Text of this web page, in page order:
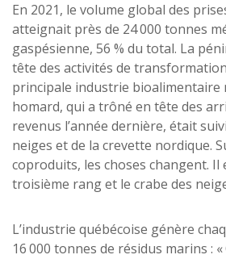
En 2021, le volume global des
atteignait près de 24 000 tonnes
gaspésienne, 56 % du total. La
tête des activités de
principale industrie bioalimentaire
homard, qui a trôné en tête des
revenus l’année dernière, était
neiges et de la crevette nordique.
coproduits, les choses changent. Il
troisième rang et le crabe des
L’industrie québécoise génère
16 000 tonnes de résidus marins :